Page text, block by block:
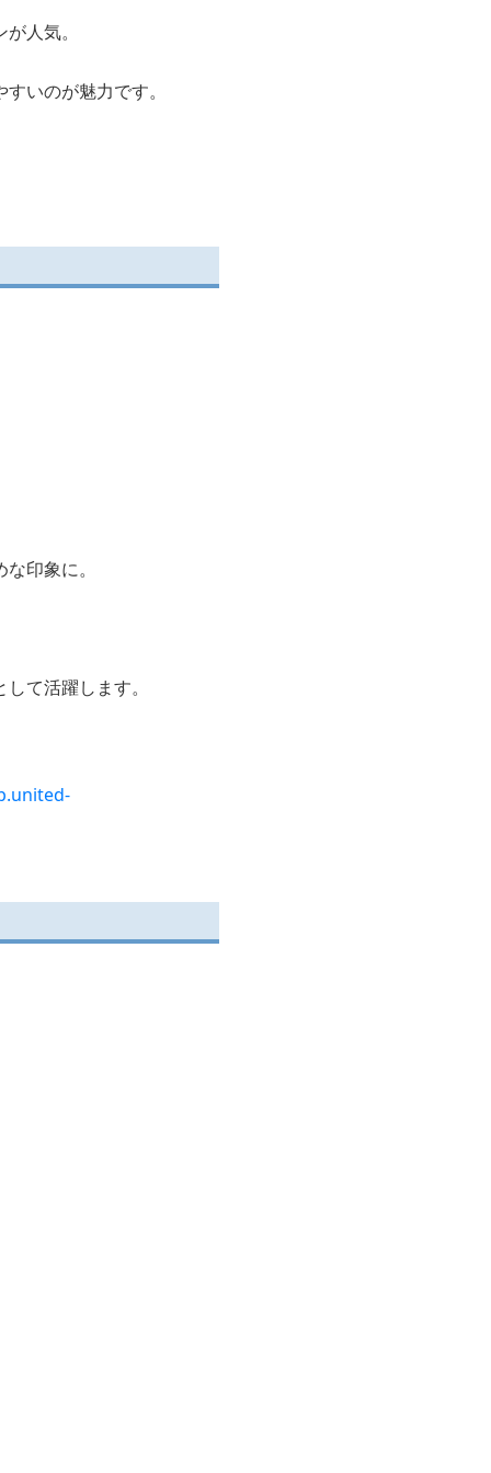
人気。
いのが魅力です。
印象に。
て活躍します。